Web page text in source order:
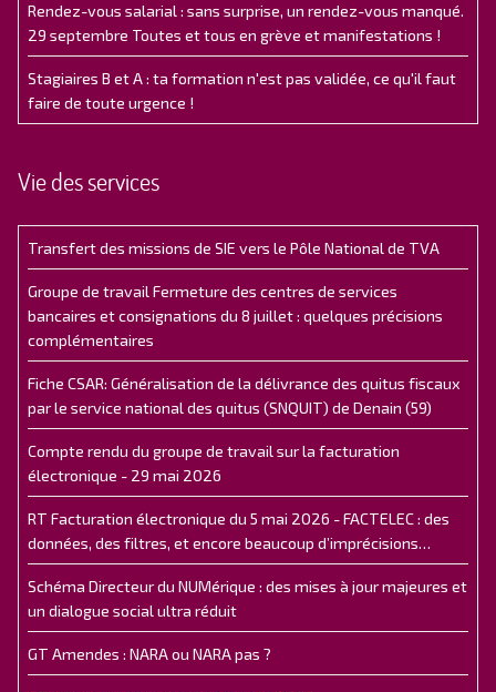
Rendez-vous salarial : sans surprise, un rendez-vous manqué.
29 septembre Toutes et tous en grève et manifestations !
Stagiaires B et A : ta formation n'est pas validée, ce qu'il faut
faire de toute urgence !
Vie des services
Transfert des missions de SIE vers le Pôle National de TVA
Groupe de travail Fermeture des centres de services
bancaires et consignations du 8 juillet : quelques précisions
complémentaires
Fiche CSAR: Généralisation de la délivrance des quitus fiscaux
par le service national des quitus (SNQUIT) de Denain (59)
Compte rendu du groupe de travail sur la facturation
électronique - 29 mai 2026
RT Facturation électronique du 5 mai 2026 - FACTELEC : des
données, des filtres, et encore beaucoup d’imprécisions…
Schéma Directeur du NUMérique : des mises à jour majeures et
un dialogue social ultra réduit
GT Amendes : NARA ou NARA pas ?